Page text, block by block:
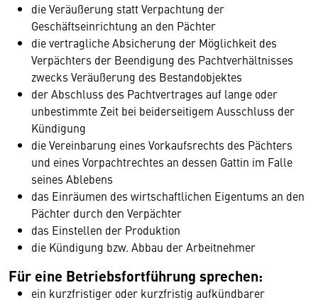
die Veräußerung statt Verpachtung der
Geschäftseinrichtung an den Pächter
die vertragliche Absicherung der Möglichkeit des
Verpächters der Beendigung des Pachtverhältnisses
zwecks Veräußerung des Bestandobjektes
der Abschluss des Pachtvertrages auf lange oder
unbestimmte Zeit bei beiderseitigem Ausschluss der
Kündigung
die Vereinbarung eines Vorkaufsrechts des Pächters
und eines Vorpachtrechtes an dessen Gattin im Falle
seines Ablebens
das Einräumen des wirtschaftlichen Eigentums an den
Pächter durch den Verpächter
das Einstellen der Produktion
die Kündigung bzw. Abbau der Arbeitnehmer
Für eine Betriebsfortführung sprechen:
ein kurzfristiger oder kurzfristig aufkündbarer